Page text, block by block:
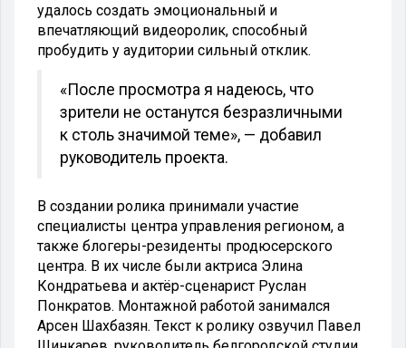
удалось создать эмоциональный и
впечатляющий видеоролик, способный
пробудить у аудитории сильный отклик.
«После просмотра я надеюсь, что
зрители не останутся безразличными
к столь значимой теме», — добавил
руководитель проекта.
В создании ролика принимали участие
специалисты центра управления регионом, а
также блогеры-резиденты продюсерского
центра. В их числе были актриса Элина
Кондратьева и актёр-сценарист Руслан
Понкратов. Монтажной работой занимался
Арсен Шахбазян. Текст к ролику озвучил Павел